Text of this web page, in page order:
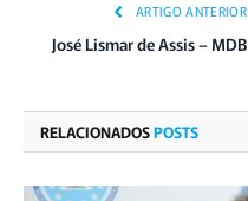
ARTIGO ANTERIOR
José Lismar de Assis – MDB
RELACIONADOSPOSTS